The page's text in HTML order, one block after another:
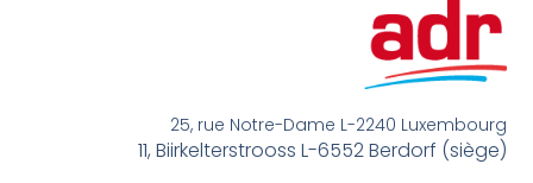
25, rue Notre-Dame L-2240 Luxembourg
11, Biirkelterstrooss L-6552 Berdorf (siège)